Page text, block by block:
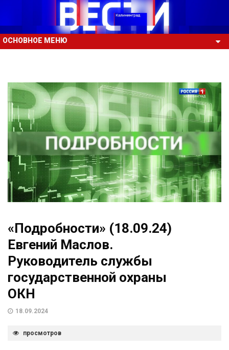
ОСНОВНОЕ МЕНЮ
«Подробности» (18.09.24)
Евгений Маслов.
Руководитель службы
государственной охраны
ОКН
18.09.2024
просмотров